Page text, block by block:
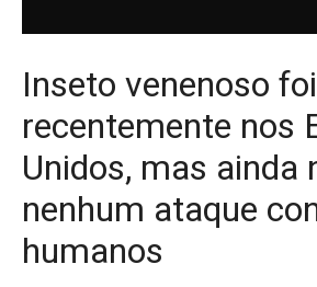
Inseto venenoso
recentemente nos
Unidos, mas ainda
nenhum ataque
humanos